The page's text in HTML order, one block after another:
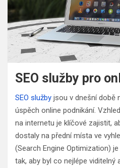
SEO služby pro
SEO služby jsou v dnešní době
úspěch online podnikání.
na internetu je klíčové zajistit,
dostaly na přední místa ve
(Search Engine Optimization)
tak, aby byl co nejlépe viditelný